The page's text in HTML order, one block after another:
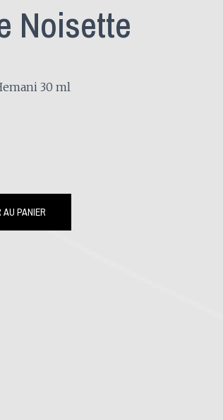
Noisette
30 ml
PANIER